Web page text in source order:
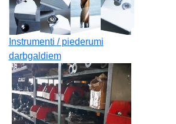
Instrumenti / piederumi
darbgaldiem